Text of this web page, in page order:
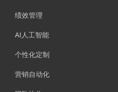
绩效管理
AI人工智能
个性化定制
营销自动化